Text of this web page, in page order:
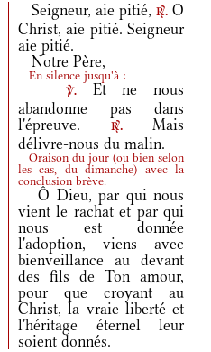
Seigneur, aie pitié, r. O
Christ, aie pitié. Seigneur
aie pitié.
Notre Père,
En silence jusqu'à :
v.
Et ne nous
abandonne pas dans
l'épreuve.
r.Mais
délivre-nous du malin.
Oraison du jour (ou bien selon
les cas, du dimanche) avec la
conclusion brève.
Ô Dieu, par qui nous
vient le rachat et par qui
nous est donnée
l'adoption, viens avec
bienveillance au devant
des fils de Ton amour,
pour que croyant au
Christ, la vraie liberté et
l'héritage éternel leur
soient donnés.